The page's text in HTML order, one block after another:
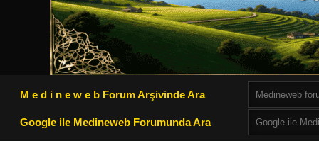
M e d i n e w e b Forum Arşivinde Ara
Google ile Medineweb Forumunda Ara